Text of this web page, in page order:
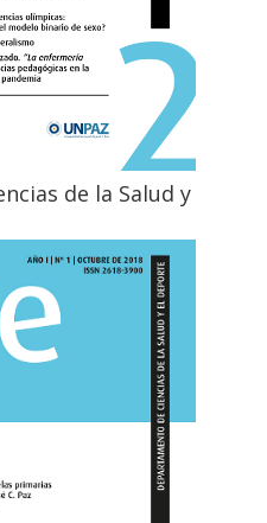
de la Salud y